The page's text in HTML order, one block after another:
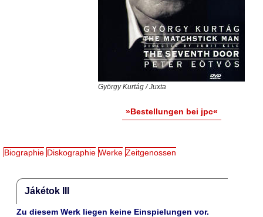
György Kurtág / Juxta
»Bestellungen bei jpc«
Biographie Diskographie Werke Zeitgenossen
Jákétok III
Zu diesem Werk liegen keine Einspielungen vor.